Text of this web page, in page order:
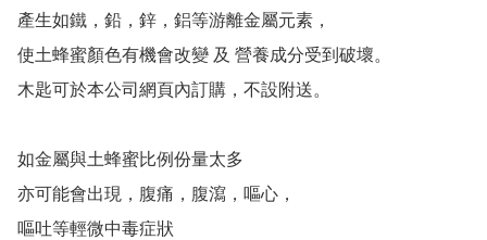
產生如鐵，鉛，鋅，鋁等游離金屬元素，
使土蜂蜜顏色有機會改變 及 營養成分受到破壞。
木匙可於本公司網頁內訂購，不設附送。
如金屬與土蜂蜜比例份量太多
亦可能會出現，腹痛，腹瀉，嘔心，
嘔吐等輕微中毒症狀